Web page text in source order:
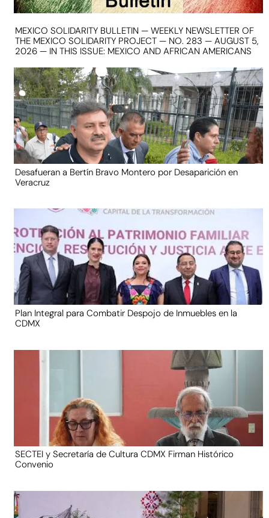
MEXICO SOLIDARITY BULLETIN — WEEKLY NEWSLETTER OF
THE MEXICO SOLIDARITY PROJECT — NO. 283 — AUGUST 5,
2026 — IN THIS ISSUE: MEXICO AND AFRICAN AMERICANS
Desafueran a Bertín Bravo Montero por Desaparición en
Veracruz
Plan Integral para Combatir Despojo de Inmuebles en la
CDMX
SECTEI y Secretaría de Cultura CDMX Firman Histórico
Convenio